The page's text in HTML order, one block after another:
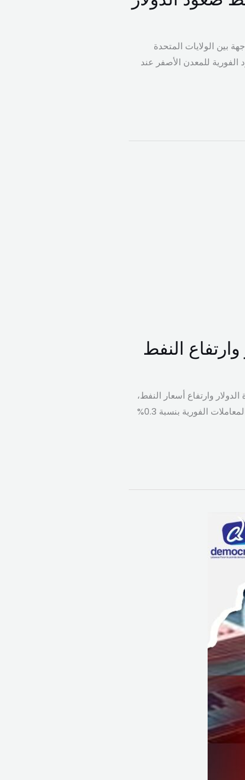
خلفية تجدد المواجهة بين الولايات المتحدة
للأونصة.فيما تم تداول العقود الفورية للمعدن الأصفر عند
النفط
وارتفاع أسعار النفط،
ما عزز التوقعات باستمرار تشدد السياسة النقدية من قبل مجلس الاحتياطي الفيدرالي الأميركي. وانخفض الذهب في المعاملات الفورية بنسبة 0.3%